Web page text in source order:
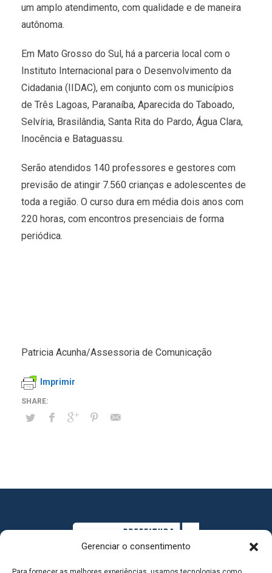
Gerenciar o consentimento
um amplo atendimento, com qualidade e de maneira
autônoma.
Em Mato Grosso do Sul, há a parceria local com o
Instituto Internacional para o Desenvolvimento da
Cidadania (IIDAC), em conjunto com os municípios
de Três Lagoas, Paranaíba, Aparecida do Taboado,
Selvíria, Brasilândia, Santa Rita do Pardo, Água Clara,
Inocência e Bataguassu.
Serão atendidos 140 professores e gestores com
previsão de atingir 7.560 crianças e adolescentes de
toda a região. O curso dura em média dois anos com
220 horas, com encontros presenciais de forma
periódica.
Patricia Acunha/Assessoria de Comunicação
Imprimir